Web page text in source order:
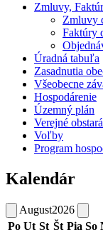
Zmluvy,
Zmluvy
Faktúry
Úradná tabuľa
Zasadnutia
Všeobecne
Hospodárenie
Územný plán
Verejné
Voľby
Program
Kalendár
August2026
Po Ut St Št Pia So